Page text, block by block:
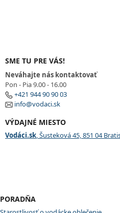
SME TU PRE VÁS!
Neváhajte nás kontaktovať
Pon - Pia 9.00 - 16.00
+421 944 90 90 03
info@vodaci.sk
VÝDAJNÉ MIESTO
Vodáci.sk, Šusteková 45, 851 04
PORADŇA